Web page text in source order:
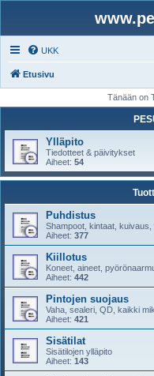
UKK
Etusivu
Tänään on
Ylläpito
Tiedotteet & päivitykset
Aiheet: 54
Puhdistus
Shampoot, kintaat,
Aiheet: 377
Kiillotus
Koneet, aineet,
Aiheet: 442
Pintojen suojaus
Vaha, sealeri, QD, kaikki
Aiheet: 421
Sisätilat
Sisätilojen ylläpito
Aiheet: 143